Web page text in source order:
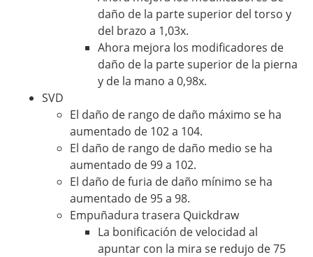
daño de la parte superior del torso y
del brazo a 1,03x.
Ahora mejora los modificadores de
daño de la parte superior de la pierna
y de la mano a 0,98x.
SVD
El daño de rango de daño máximo se ha
aumentado de 102 a 104.
El daño de rango de daño medio se ha
aumentado de 99 a 102.
El daño de furia de daño mínimo se ha
aumentado de 95 a 98.
Empuñadura trasera Quickdraw
La bonificación de velocidad al
apuntar con la mira se redujo de 75